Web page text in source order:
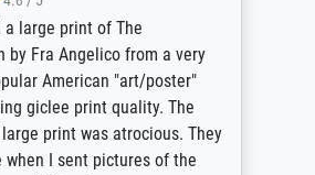
a large print of The
by Fra Angelico from a very
American "art/poster"
giclee print quality. The
print was atrocious. They
when I sent pictures of the